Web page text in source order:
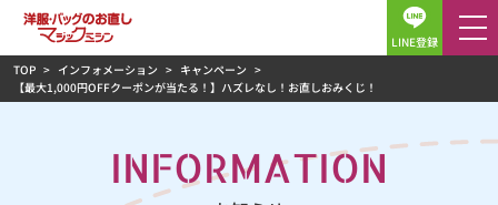
LINE登録
TOP
インフォメーション
キャンペーン
【最大1,000円OFFクーポンが当たる！】ハズレなし！お直しおみくじ！
INFORMATION